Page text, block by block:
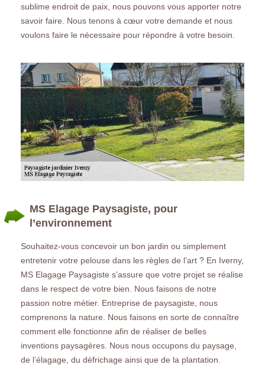
sublime endroit de paix, nous pouvons vous apporter notre
savoir faire. Nous tenons à cœur votre demande et nous
voulons faire le nécessaire pour répondre à votre besoin.
MS Elagage Paysagiste, pour
l’environnement
Souhaitez-vous concevoir un bon jardin ou simplement
entretenir votre pelouse dans les règles de l’art ? En Iverny,
MS Elagage Paysagiste s’assure que votre projet se réalise
dans le respect de votre bien. Nous faisons de notre
passion notre métier. Entreprise de paysagiste, nous
comprenons la nature. Nous faisons en sorte de connaître
comment elle fonctionne afin de réaliser de belles
inventions paysagères. Nous nous occupons du paysage,
de l’élagage, du défrichage ainsi que de la plantation.